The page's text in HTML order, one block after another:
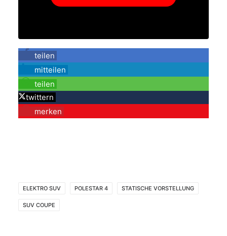
teilen
mitteilen
teilen
twittern
merken
ELEKTRO SUV POLESTAR 4 STATISCHE VORSTELLUNG
SUV COUPE